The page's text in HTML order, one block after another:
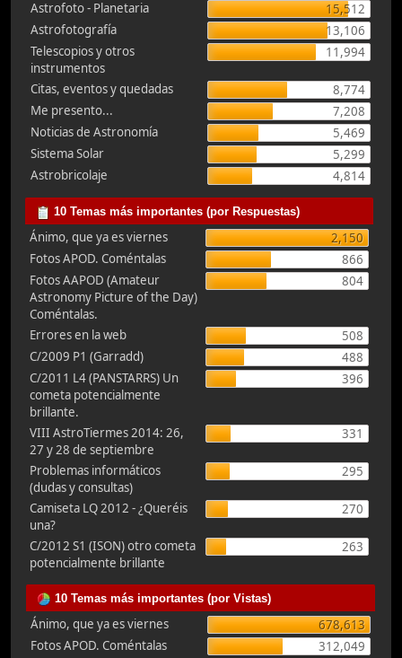
Astrofoto - Planetaria
15,512
Astrofotografía
13,106
Telescopios y otros
instrumentos
11,994
Citas, eventos y quedadas
8,774
Me presento...
7,208
Noticias de Astronomía
5,469
Sistema Solar
5,299
Astrobricolaje
4,814
10 Temas más importantes (por Respuestas)
Ánimo, que ya es viernes
2,150
Fotos APOD. Coméntalas
866
Fotos AAPOD (Amateur
Astronomy Picture of the Day)
Coméntalas.
804
Errores en la web
508
C/2009 P1 (Garradd)
488
C/2011 L4 (PANSTARRS) Un
cometa potencialmente
brillante.
396
VIII AstroTiermes 2014: 26,
27 y 28 de septiembre
331
Problemas informáticos
(dudas y consultas)
295
Camiseta LQ 2012 - ¿Queréis
una?
270
C/2012 S1 (ISON) otro cometa
potencialmente brillante
263
10 Temas más importantes (por Vistas)
Ánimo, que ya es viernes
678,613
Fotos APOD. Coméntalas
312,049